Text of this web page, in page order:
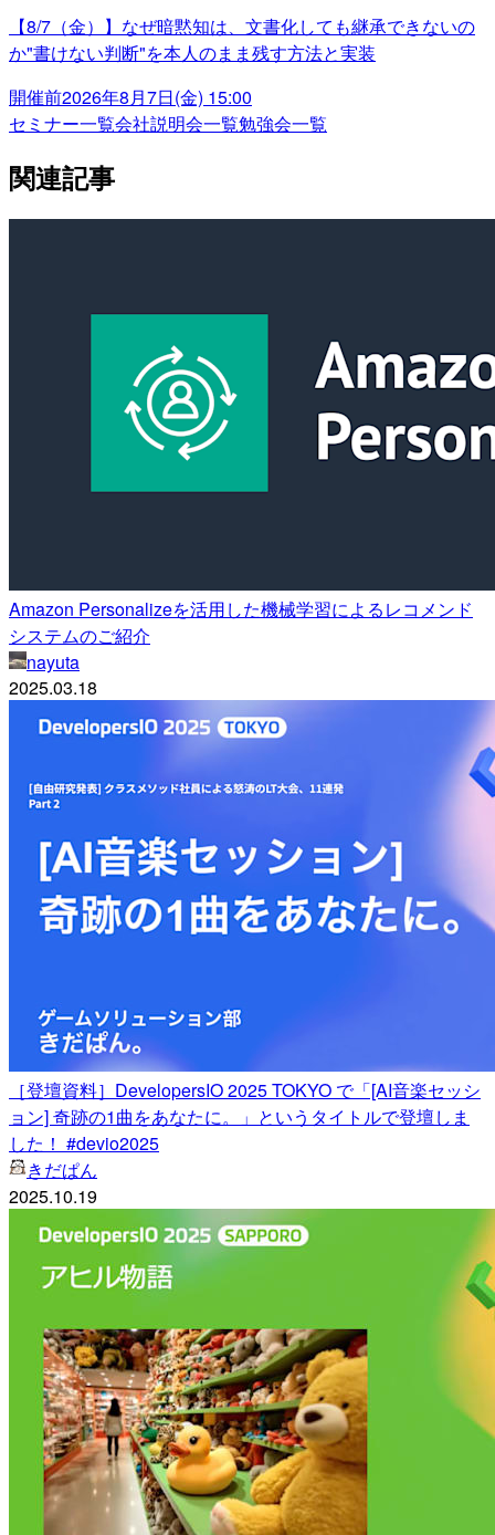
【8/7（金）】なぜ暗黙知は、文書化しても継承できないの
か"書けない判断"を本人のまま残す方法と実装
開催前2026年8月7日(金) 15:00
セミナー一覧会社説明会一覧勉強会一覧
関連記事
Amazon Personalizeを活用した機械学習によるレコメンド
システムのご紹介
nayuta
2025.03.18
［登壇資料］DevelopersIO 2025 TOKYO で「[AI音楽セッシ
ョン] 奇跡の1曲をあなたに。」というタイトルで登壇しま
した！ #devio2025
きだぱん
2025.10.19